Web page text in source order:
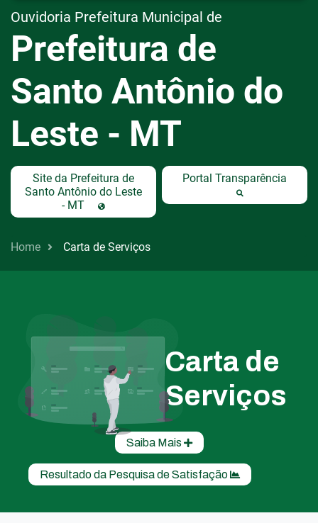
Ouvidoria Prefeitura Municipal de
Prefeitura de
Santo Antônio do
Leste - MT
Site da Prefeitura de
Santo Antônio do Leste
- MT
Portal Transparência
Home Carta de Serviços
Carta de
Serviços
Saiba Mais
Resultado da Pesquisa de Satisfação